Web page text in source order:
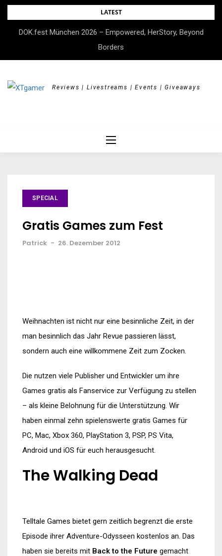
Skip
content
LATEST
DOK.fest München 2026 – Empowered, HerStory, Beyond
Borders
Reviews | Livestreams | Events | Giveaways
SPECIAL
Gratis Games zum Fest
Patrick - 26. Dezember 2012
Weihnachten ist nicht nur eine besinnliche Zeit, in der
man besinnlich das Jahr Revue passieren lässt,
sondern auch eine willkommene Zeit zum Zocken.
Die nutzen viele Publisher und Entwickler um ihre
Games gratis als Fanservice zur Verfügung zu stellen
– als kleine Belohnung für die Unterstützung. Wir
haben einmal zehn spielenswerte gratis Games für
PC, Mac, Xbox 360, PlayStation 3, PSP, PS Vita,
Android und iOS für euch herausgesucht.
The Walking Dead
Telltale Games bietet gern zeitlich begrenzt die erste
Episode ihrer Adventure-Odysseen kostenlos an. Das
haben sie bereits mit Back to the Future gemacht